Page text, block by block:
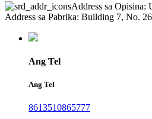
Address sa Opisina:
Address sa Pabrika: Building 7, No.
Ang Tel
Ang Tel
8613510865777